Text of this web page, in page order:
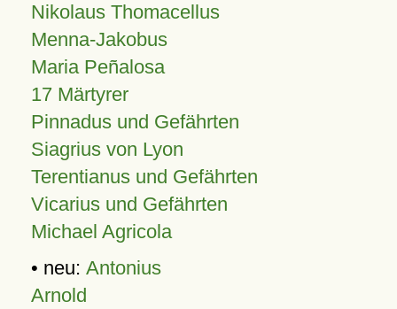
Nikolaus Thomacellus
Menna-Jakobus
Maria Peñalosa
17 Märtyrer
Pinnadus und Gefährten
Siagrius von Lyon
Terentianus und Gefährten
Vicarius und Gefährten
Michael Agricola
• neu: Antonius
Arnold